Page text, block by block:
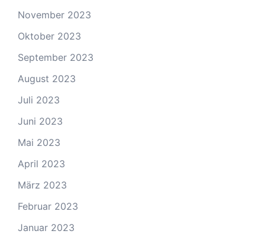
November 2023
Oktober 2023
September 2023
August 2023
Juli 2023
Juni 2023
Mai 2023
April 2023
März 2023
Februar 2023
Januar 2023